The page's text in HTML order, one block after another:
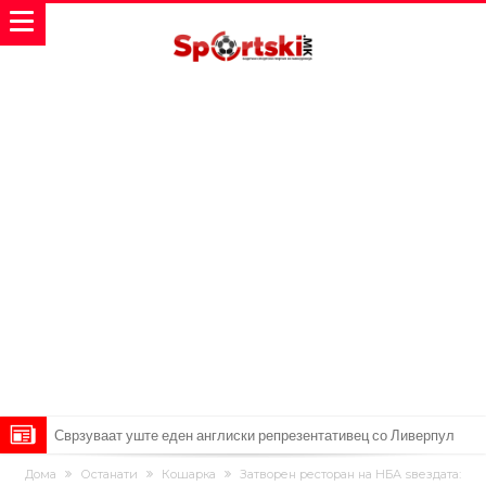
Сврзуваат уште еден англиски репрезентативец со Ливерпул
Замена за Влаховиќ: Напаѓачот на Манчестер доаѓа во Јувентус!
Дома Останати Кошарка
Затворен ресторан на НБА ѕвездата: